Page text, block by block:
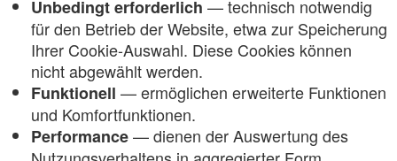
Unbedingt erforderlich — technisch notwendig
für den Betrieb der Website, etwa zur Speicherung
Ihrer Cookie-Auswahl. Diese Cookies können
nicht abgewählt werden.
Funktionell — ermöglichen erweiterte Funktionen
und Komfortfunktionen.
Performance— dienen der Auswertung des